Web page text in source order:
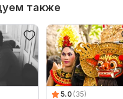
также
5.0 (35)